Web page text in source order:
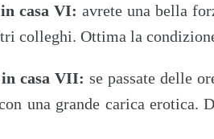
casa VI: avrete una bella
colleghi. Ottima la
casa VII: se passate delle
una grande carica